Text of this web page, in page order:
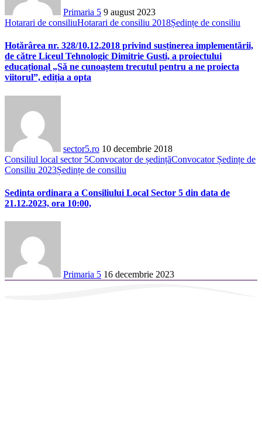
Primaria 5 9 august 2023
Hotarari de consiliuHotarari de consiliu 2018Ședințe de consiliu
Hotărârea nr. 328/10.12.2018 privind susținerea implementării,
de către Liceul Tehnologic Dimitrie Gusti, a proiectului
educațional „Să ne cunoaștem trecutul pentru a ne proiecta
viitorul”, ediția a opta
sector5.ro 10 decembrie 2018
Consiliul local sector 5Convocator de ședințăConvocator Ședințe de
Consiliu 2023Ședințe de consiliu
Sedinta ordinara a Consiliului Local Sector 5 din data de
21.12.2023, ora 10:00,
Primaria 5 16 decembrie 2023